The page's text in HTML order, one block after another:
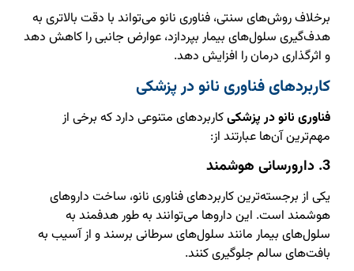
برخلاف روش‌های سنتی، فناوری نانو می‌تواند با دقت بالاتری به
هدف‌گیری سلول‌های بیمار بپردازد، عوارض جانبی را کاهش دهد
و اثرگذاری درمان را افزایش دهد.
کاربردهای فناوری نانو در پزشکی
فناوری نانو در پزشکیکاربردهای متنوعی دارد که برخی از
مهم‌ترین آن‌ها عبارتند از:
3. دارورسانی هوشمند
یکی از برجسته‌ترین کاربردهای فناوری نانو، ساخت داروهای
هوشمند است. این داروها می‌توانند به طور هدفمند به
سلول‌های بیمار مانند سلول‌های سرطانی برسند و از آسیب به
بافت‌های سالم جلوگیری کنند.